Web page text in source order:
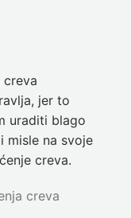
creva
jer to
uraditi blago
misle na svoje
creva.
creva